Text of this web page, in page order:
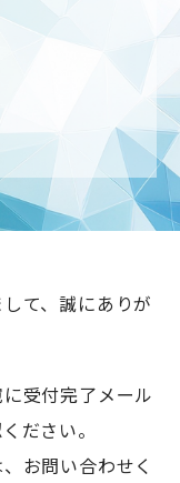
て、誠にありが
受付完了メール
ださい。
お問い合わせく